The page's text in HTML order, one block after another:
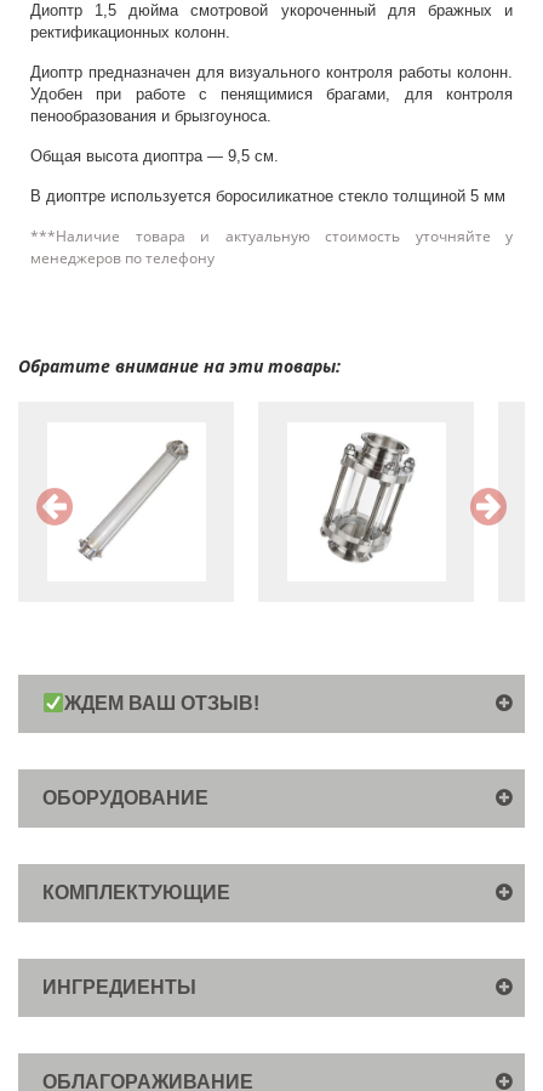
Диоптр 1,5 дюйма смотровой укороченный для бражных и
ректификационных колонн.
Диоптр предназначен для визуального контроля работы колонн.
Удобен при работе с пенящимися брагами, для контроля
пенообразования и брызгоуноса.
Общая высота диоптра — 9,5 см.
В диоптре используется боросиликатное стекло толщиной 5 мм
***Наличие товара и актуальную стоимость уточняйте у
менеджеров по телефону
Обратите внимание на эти товары:
ЖДЕМ ВАШ ОТЗЫВ!
ОБОРУДОВАНИЕ
КОМПЛЕКТУЮЩИЕ
ИНГРЕДИЕНТЫ
ОБЛАГОРАЖИВАНИЕ